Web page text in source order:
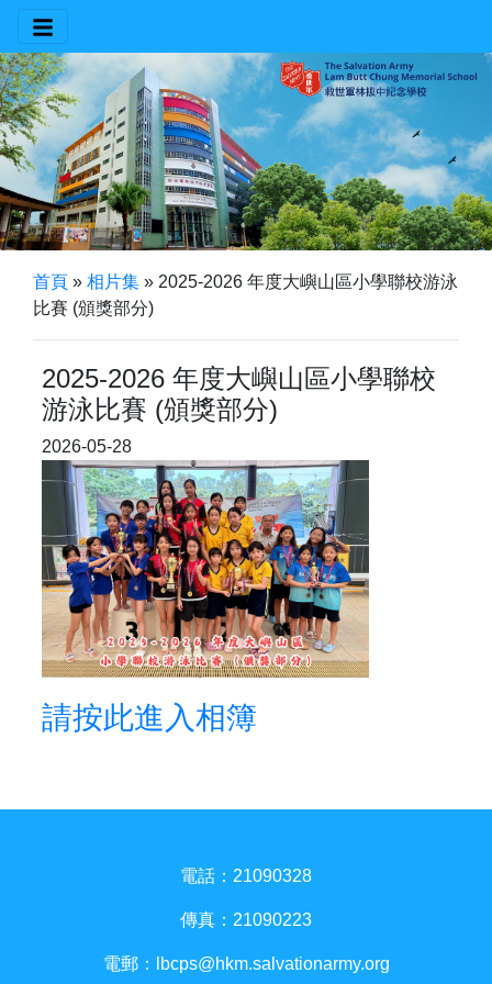
首頁 » 相片集 » 2025-2026 年度大嶼山區小學聯校游泳
比賽 (頒獎部分)
2025-2026 年度大嶼山區小學聯校
游泳比賽 (頒獎部分)
2026-05-28
請按此進入相簿
電話：21090328
傳真：21090223
電郵： lbcps@hkm.salvationarmy.org